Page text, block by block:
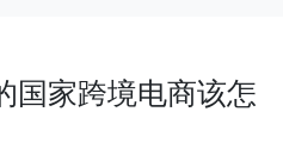
国家跨境电商该怎